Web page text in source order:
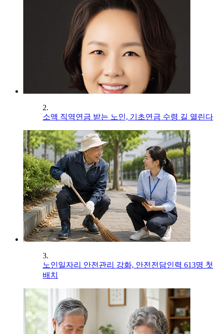
2.
소액 직역연금 받는 노인, 기초연금 수령 길 열린다
3.
노인일자리 안전관리 강화, 안전전담인력 613명 첫
배치